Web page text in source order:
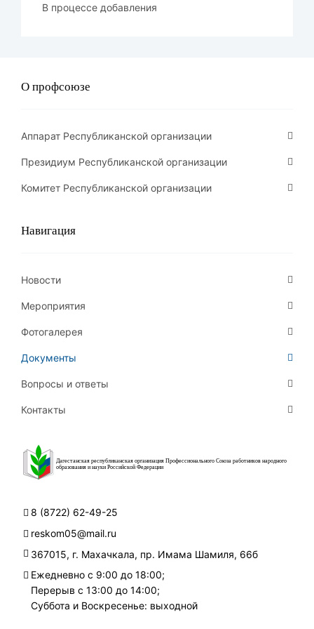
В процессе добавления
Дагестанская республиканская организация Профессионального Союза работников народного
образования и науки Российской Федерации
8 (8722) 62-49-25
reskom05@mail.ru
367015, г. Махачкала, пр. Имама Шамиля, 66б
Ежедневно с 9:00 до 18:00;
Перерыв с 13:00 до 14:00;
Суббота и Воскресенье: выходной
О профсоюзе
Аппарат Республиканской организации
Президиум Республиканской организации
Комитет Республиканской организации
Навигация
Новости
Мероприятия
Фотогалерея
Документы
Вопросы и ответы
Контакты